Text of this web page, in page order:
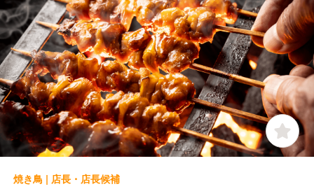
焼き鳥 | 店長・店長候補